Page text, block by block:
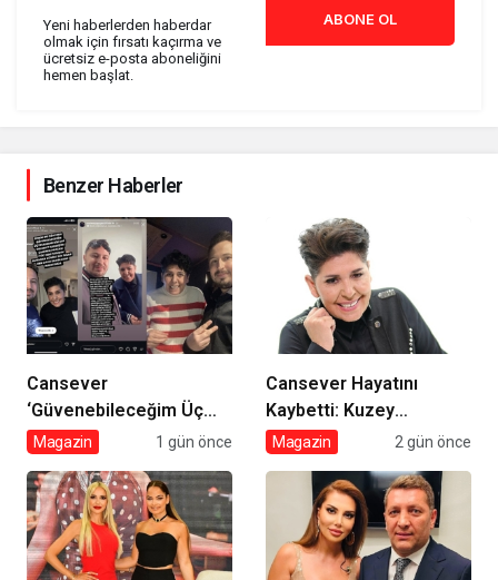
Yeni haberlerden haberdar
olmak için fırsatı kaçırma ve
ücretsiz e-posta aboneliğini
hemen başlat.
ABONE OL
Benzer Haberler
Cansever
‘Güvenebileceğim Üç
İnsandan Biri’ Demişti:
Cansever’e Duygusal
Veda
Magazin 1 gün önce
Cansever Hayatını
Kaybetti: Kuzey
Makedonya’da Toprağa
Magazin 2 gün önce